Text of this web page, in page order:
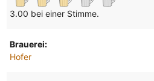
3.00 bei einer Stimme.
Brauerei:
Hofer